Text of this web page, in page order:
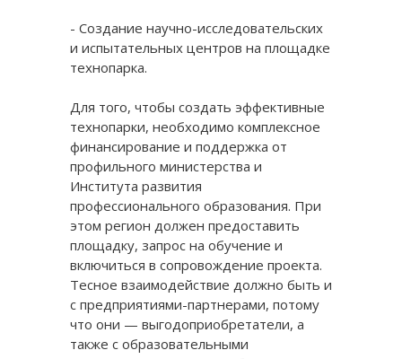
- Создание научно-исследовательских
и испытательных центров на площадке
технопарка.
Для того, чтобы создать эффективные
технопарки, необходимо комплексное
финансирование и поддержка от
профильного министерства и
Института развития
профессионального образования. При
этом регион должен предоставить
площадку, запрос на обучение и
включиться в сопровождение проекта.
Тесное взаимодействие должно быть и
с предприятиями-партнерами, потому
что они — выгодоприобретатели, а
также с образовательными